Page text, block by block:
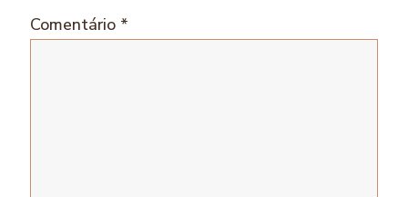
Comentário *